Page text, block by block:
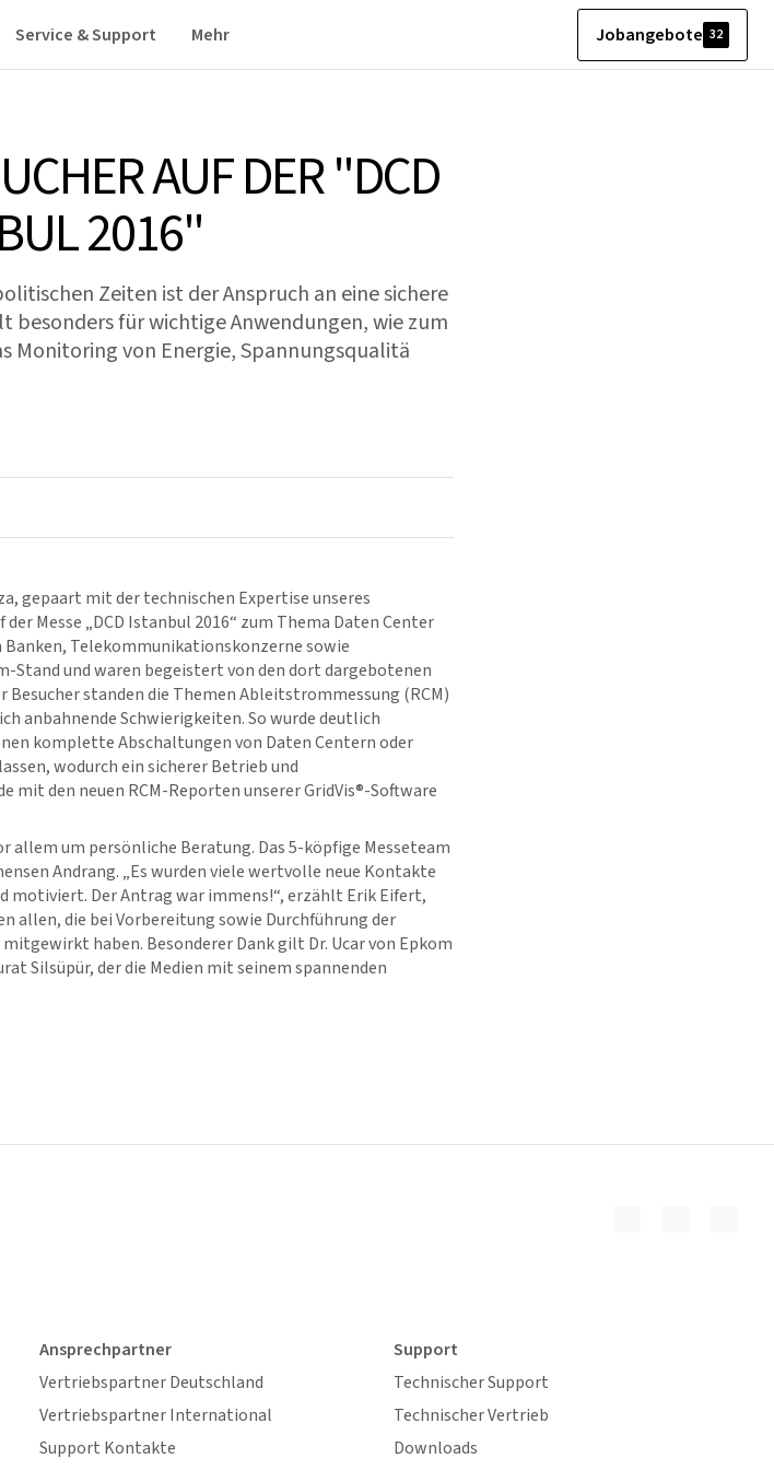
Service & Support Mehr Jobangebote 32
AUF DER "DCD
2016"
Zeiten ist der Anspruch an eine sichere
besonders für wichtige Anwendungen, wie zum
Monitoring von Energie, Spannungsqualitä
gepaart mit der technischen Expertise unseres
Messe „DCD Istanbul 2016“ zum Thema Daten Center
Telekommunikationskonzerne sowie
und waren begeistert von den dort dargebotenen
standen die Themen Ableitstrommessung (RCM)
anbahnende Schwierigkeiten. So wurde deutlich
komplette Abschaltungen von Daten Centern oder
wodurch ein sicherer Betrieb und
mit den neuen RCM-Reporten unsererGridVis®-Software
allem um persönliche Beratung. Das 5-köpfige Messeteam
Andrang. „Es wurden viele wertvolle neue Kontakte
motiviert. Der Antrag war immens!“, erzählt Erik Eifert,
allen, die bei Vorbereitung sowie Durchführung der
haben. Besonderer Dank gilt Dr. Ucar von Epkom
Silsüpür, der die Medien mit seinem spannenden
Ansprechpartner
Vertriebspartner Deutschland
Vertriebspartner International
Support Kontakte
Support
Technischer Support
Technischer Vertrieb
Downloads